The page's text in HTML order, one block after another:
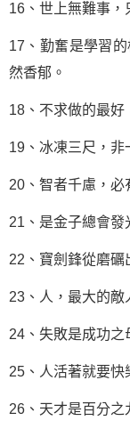
16、世上無難事，
17、勤奮是學習
然香郁。
18、不求做的最好
19、冰凍三尺，非
20、智者千慮，必
21、是金子總會發
22、寶劍鋒從磨礪
23、人，最大的敵
24、失敗是成功之
25、人活著就要快
26、天才是百分之